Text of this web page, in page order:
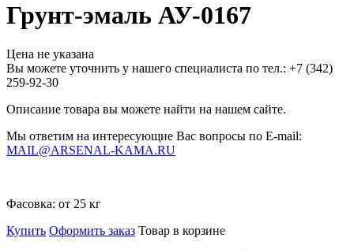
Грунт-эмаль АУ-0167
Цена не указана
Вы можете уточнить у нашего специалиста по тел.: +7 (342)
259-92-30
Описание товара вы можете найти на нашем сайте.
Мы ответим на интересующие Вас вопросы по E-mail:
MAIL@ARSENAL-KAMA.RU
Фасовка: от 25 кг
Купить Оформить заказ Товар в корзине